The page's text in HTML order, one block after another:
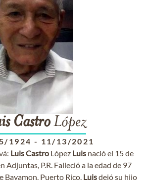
CastroLópez
1924 - 11/13/2021
LuisCastro López Luis nació el 15 de
Adjuntas, P.R. Falleció a la edad de 97
Bayamon, Puerto Rico. Luisdejó su hijo